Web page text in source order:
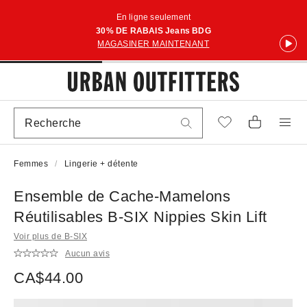
En ligne seulement
30% DE RABAIS Jeans BDG
MAGASINER MAINTENANT
Femmes Lingerie + détente
Ensemble de Cache-Mamelons
Réutilisables B-SIX Nippies Skin Lift
Voir plus de B-SIX
Aucun avis
CA$44.00